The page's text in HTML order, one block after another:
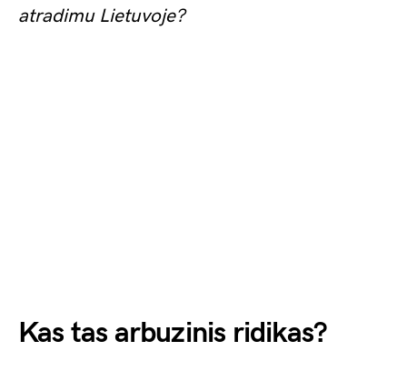
atradimu Lietuvoje?
Kas tas arbuzinis ridikas?